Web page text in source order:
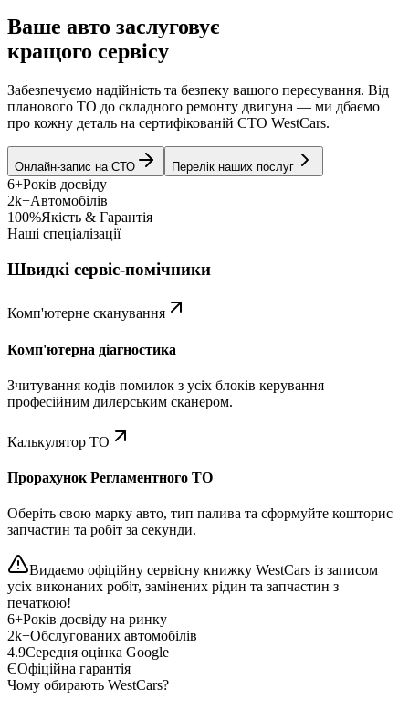
Ваше авто заслуговує
кращого сервісу
Забезпечуємо надійність та безпеку вашого пересування. Від
планового ТО до складного ремонту двигуна — ми дбаємо
про кожну деталь на сертифікованій СТО WestCars.
Онлайн-запис на СТО Перелік наших послуг
6+Років досвіду
2k+Автомобілів
100%Якість & Гарантія
Наші спеціалізації
Швидкі сервіс-помічники
Комп'ютерне сканування
Комп'ютерна діагностика
Зчитування кодів помилок з усіх блоків керування
професійним дилерським сканером.
Калькулятор ТО
Прорахунок Регламентного ТО
Оберіть свою марку авто, тип палива та сформуйте кошторис
запчастин та робіт за секунди.
Видаємо офіційну сервісну книжку WestCars із записом
усіх виконаних робіт, замінених рідин та запчастин з
печаткою!
6+Років досвіду на ринку
2k+Обслугованих автомобілів
4.9Середня оцінка Google
ЄОфіційна гарантія
Чому обирають WestCars?